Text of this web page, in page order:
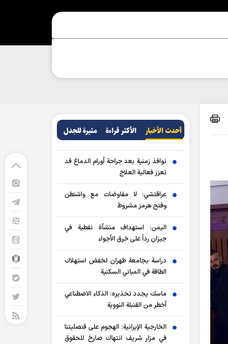
أحدث الأخبار الأکثر قراءة مثيرة للجدل
نوافذ زمنية بعد جراحة أورام الدماغ قد
تعزز فعالية العلاج
عراقتشي: لا مفاوضات مع واشنطن
وفتح هرمز مشروط
اليمن: استهداف منشأة نفطية في
جيزان رداً على خرق الأجواء
دراسة بجامعة طهران لخفض استهلاك
الطاقة في المباني السكنية
ماسك يجدد تحذيره: الذكاء الاصطناعي
أخطر من القنبلة النووية
الخارجية الإيرانية: الهجوم على قنصليتنا
في مزار شريف انتهاك صارخ للحقوق